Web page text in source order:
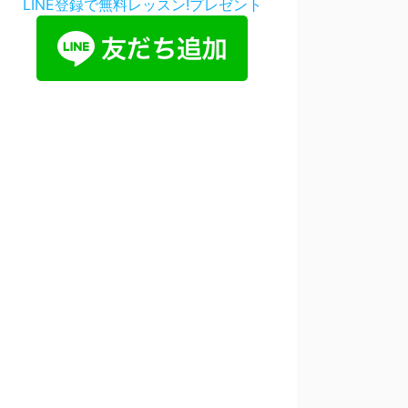
LINE登録で無料レッスン!プレゼント